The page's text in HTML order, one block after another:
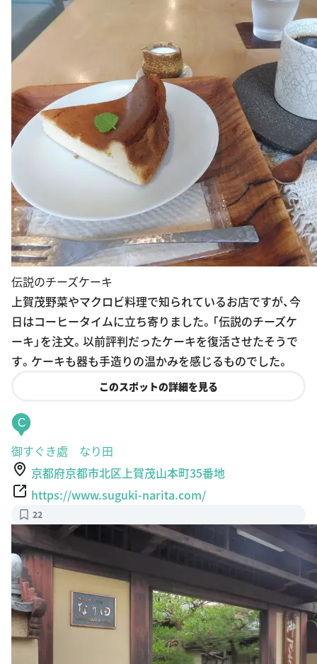
伝説のチーズケーキ
上賀茂野菜やマクロビ料理で知られているお店ですが、今
日はコーヒータイムに立ち寄りました。「伝説のチーズケ
ーキ」を注文。以前評判だったケーキを復活させたそうで
す。ケーキも器も手造りの温かみを感じるものでした。
このスポットの詳細を見る
C
御すぐき處 なり田
京都府京都市北区上賀茂山本町35番地
https://www.suguki-narita.com/
22